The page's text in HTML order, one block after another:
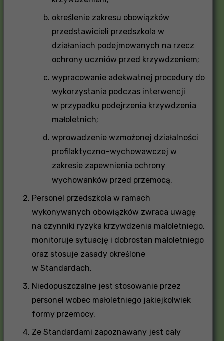
określenie zakresu obowiązków
przedstawicieli przedszkola w
działaniach podejmowanych na rzecz
ochrony uczniów przed krzywdzeniem;
wypracowanie adekwatnej procedury do
wykorzystania podczas interwencji
w przypadku podejrzenia krzywdzenia
małoletnich;
wprowadzenie wzmożonej działalności
profilaktyczno–wychowawczej w
zakresie zapewnienia ochrony
wychowanków przed przemocą.
Personel przedszkola w ramach
wykonywanych obowiązków zwraca uwagę
na czynniki ryzyka krzywdzenia małoletniego,
monitoruje sytuację i dobrostan małoletniego
oraz stosuje zasady określone
w Standardach.
Niedopuszczalne jest stosowanie przez
personel wobec małoletniego jakiejkolwiek
formy przemocy.
Ze Standardami zapoznawany jest cały